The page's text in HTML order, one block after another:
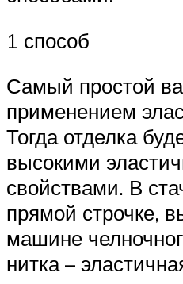
1 способ
Самый простой
применением
Тогда отделка
высокими
свойствами. В
прямой строчке,
машине
нитка –